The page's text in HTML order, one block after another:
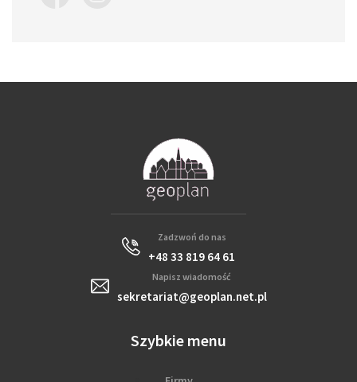
Zadzwoń do nas
+48 33 819 64 61
Napisz wiadomość
sekretariat@geoplan.net.pl
Szybkie menu